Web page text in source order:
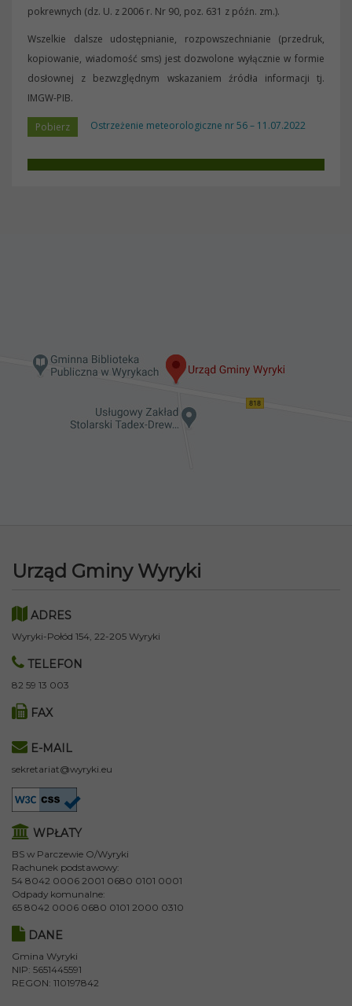
pokrewnych (dz. U. z 2006 r. Nr 90, poz. 631 z późn. zm.).
Wszelkie dalsze udostępnianie, rozpowszechnianie (przedruk,
kopiowanie, wiadomość sms) jest dozwolone wyłącznie w formie
dosłownej z bezwzględnym wskazaniem źródła informacji tj.
IMGW-PIB.
Ostrzeżenie meteorologiczne nr 56 – 11.07.2022
Urząd Gminy Wyryki
ADRES
Wyryki-Połód 154, 22-205 Wyryki
TELEFON
82 59 13 003
FAX
E-MAIL
sekretariat@wyryki.eu
WPŁATY
BS w Parczewie O/Wyryki
Rachunek podstawowy:
54 8042 0006 2001 0680 0101 0001
Odpady komunalne:
65 8042 0006 0680 0101 2000 0310
DANE
Gmina Wyryki
NIP: 5651445591
REGON: 110197842